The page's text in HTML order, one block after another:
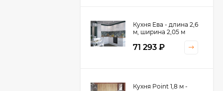
Кухня Ева - длина 2,6
м, ширина 2,05 м
71 293 ₽
Кухня Point 1,8 м -
Кухня Принцесса -